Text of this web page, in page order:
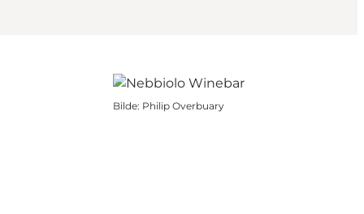
Bilde: Philip Overbuary